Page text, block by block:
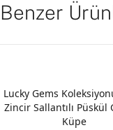
Benzer
Lucky Gems
Zincir Sallantılı Püskül
Küpe